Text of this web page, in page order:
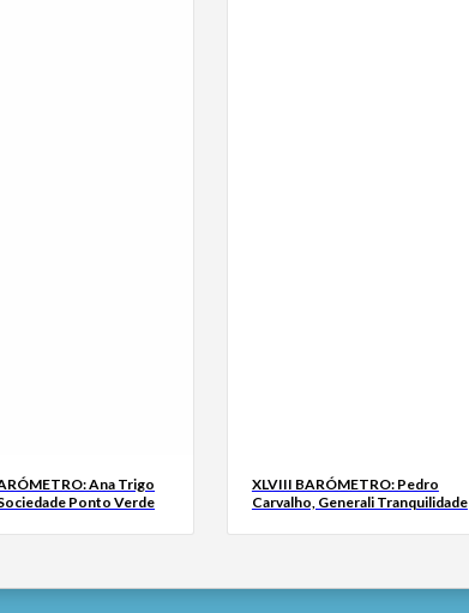
Ana Trigo
Ponto Verde
XLVIII BARÓMETRO: Pedro
Carvalho, Generali Tranquilidade